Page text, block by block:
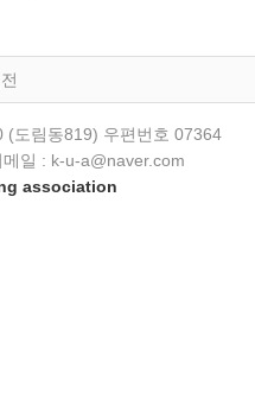
(도림동819) 우편번호 07364
일 : k-u-a@naver.com
association